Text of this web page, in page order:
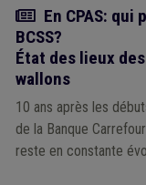
Article
En CPAS:
BCSS?
État des lieux
wallons
10 ans après les
de la Banque
reste en constante